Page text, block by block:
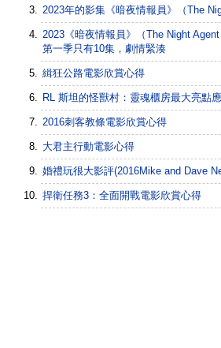
2023年的影集《暗夜情報員》（The
2023《暗夜情報員》（The Night
第一季只有10集，劇情緊湊
緝狂公路電影欣賞心得
RL 斯坦的怪獸村：靈魂櫃房最大亮點
2016刺客教條電影欣賞心得
大君主行動電影心得
婚禮玩很大影評(2016Mike and Dave
捍衛任務3：全面開戰電影欣賞心得